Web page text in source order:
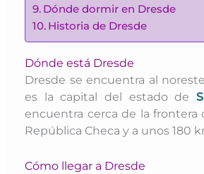
Dónde dormir en Dresde
Historia de Dresde
Dónde está Dresde
Dresde se encuentra al
es la capital del estado de
encuentra cerca de la frontera
República Checa y a unos 180
Cómo llegar a Dresde